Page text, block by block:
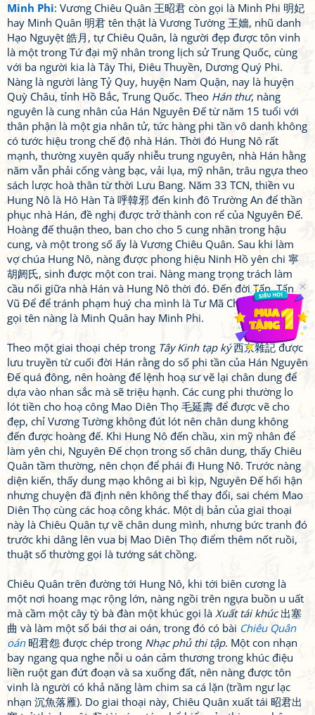
Minh Phi: Vương Chiêu Quân 王昭君 còn gọi là Minh Phi 明妃
hay Minh Quân 明君 tên thật là Vương Tường 王嬙, nhũ danh
Hạo Nguyệt 皓月, tự Chiêu Quân, là người đẹp được tôn vinh
là một trong Tứ đại mỹ nhân trong lịch sử Trung Quốc, cùng
với ba người kia là Tây Thi, Điêu Thuyền, Dương Quý Phi.
Nàng là người làng Tỷ Quy, huyện Nam Quận, nay là huyện
Quỳ Châu, tỉnh Hồ Bắc, Trung Quốc. Theo Hán thư, nàng
nguyên là cung nhân của Hán Nguyên Đế từ năm 15 tuổi với
thân phận là một gia nhân tử, tức hàng phi tần vô danh không
có tước hiệu trong chế độ nhà Hán. Thời đó Hung Nô rất
mạnh, thường xuyên quấy nhiễu trung nguyên, nhà Hán hằng
năm vẫn phải cống vàng bạc, vải lụa, mỹ nhân, trâu ngựa theo
sách lược hoà thân từ thời Lưu Bang. Năm 33 TCN, thiền vu
Hung Nô là Hô Hàn Tà 呼韓邪 đến kinh đô Trường An để thần
phục nhà Hán, đề nghị được trở thành con rể của Nguyên Đế.
Hoàng đế thuận theo, ban cho cho 5 cung nhân trong hậu
cung, và một trong số ấy là Vương Chiêu Quân. Sau khi làm
vợ chúa Hung Nô, nàng được phong hiệu Ninh Hồ yên chi 寧
胡阏氏, sinh được một con trai. Nàng mang trọng trách làm
cầu nối giữa nhà Hán và Hung Nô thời đó. Đến đời Tấn, Tấn
Vũ Để để tránh phạm huý cha mình là Tư Mã Chiêu, cho đổi
gọi tên nàng là Minh Quân hay Minh Phi.
Theo một giai thoại chép trong Tây Kinh tạp ký西京雜記 được
lưu truyền từ cuối đời Hán rằng do số phi tần của Hán Nguyên
Đế quá đông, nên hoàng đế lệnh hoạ sư vẽ lại chân dung để
dựa vào nhan sắc mà sẽ triệu hạnh. Các cung phi thường lo
lót tiền cho hoạ công Mao Diên Thọ 毛延壽 để được vẽ cho
đẹp, chỉ Vương Tường không đút lót nên chân dung không
đến được hoàng đế. Khi Hung Nô đến chầu, xin mỹ nhân để
làm yên chi, Nguyên Đế chọn trong số chân dung, thấy Chiêu
Quân tầm thường, nên chọn để phái đi Hung Nô. Trước nàng
diện kiến, thấy dung mạo không ai bì kịp, Nguyên Đế hối hận
nhưng chuyện đã định nên không thể thay đổi, sai chém Mao
Diên Thọ cùng các hoạ công khác. Một dị bản của giai thoại
này là Chiêu Quân tự vẽ chân dung mình, nhưng bức tranh đó
trước khi dâng lên vua bị Mao Diên Thọ điểm thêm nốt ruồi,
thuật số thường gọi là tướng sát chồng.
Chiêu Quân trên đường tới Hung Nô, khi tới biên cương là
một nơi hoang mạc rộng lớn, nàng ngồi trên ngựa buồn u uất
mà cầm một cây tỳ bà đàn một khúc gọi là Xuất tái khúc出塞
曲 và làm một số bái thơ ai oán, trong đó có bài Chiêu Quân
oán昭君怨 được chép trong Nhạc phủ thi tập. Một con nhạn
bay ngang qua nghe nỗi u oán cảm thương trong khúc điệu
liền ruột gan đứt đoạn và sa xuống đất, nên nàng được tôn
vinh là người có khả năng làm chim sa cá lặn (trầm ngư lạc
nhạn 沉魚落雁). Do giai thoại này, Chiêu Quân xuất tái 昭君出